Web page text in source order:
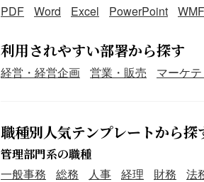
PDF Word Excel PowerPoint WMF
利用されやすい部署から探す
経営・経営企画 営業・販売 マーケ
職種別人気テンプレートから探
管理部門系の職種
一般事務
総務 人事 経理 財務 法